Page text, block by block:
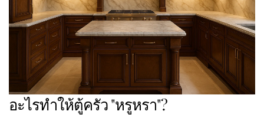
อะไรทำให้ตู้ครัว "หรูหรา"?